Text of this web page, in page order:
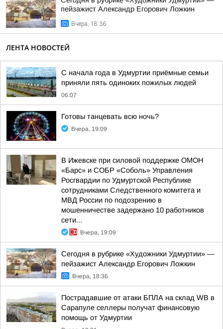
пейзажист Александр Егорович Ложкин
Вчера, 18:36
ЛЕНТА НОВОСТЕЙ
С начала года в Удмуртии приёмные семьи
приняли пять одиноких пожилых людей
06:07
Готовы танцевать всю ночь?
Вчера, 19:09
В Ижевске при силовой поддержке ОМОН
«Барс» и СОБР «Соболь» Управления
Росгвардии по Удмуртской Республике
сотрудниками Следственного комитета и
МВД России по подозрению в
мошенничестве задержано 10 работников
сети...
Вчера, 19:09
Сегодня в рубрике «Художники Удмуртии» —
пейзажист Александр Егорович Ложкин
Вчера, 18:36
Пострадавшие от атаки БПЛА на склад WB в
Сарапуле селлеры получат финансовую
помощь от Удмуртии